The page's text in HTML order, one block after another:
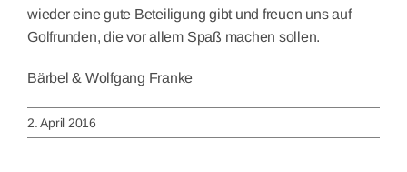
wieder eine gute Beteiligung gibt und freuen uns auf
Golfrunden, die vor allem Spaß machen sollen.
Bärbel & Wolfgang Franke
2. April 2016